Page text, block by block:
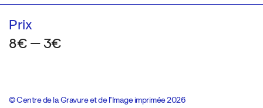
Prix
8€ — 3€
© Centre de la Gravure et de l’Image imprimée 2026